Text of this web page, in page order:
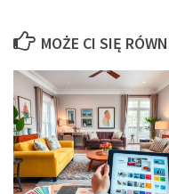
MOŻE CI SIĘ